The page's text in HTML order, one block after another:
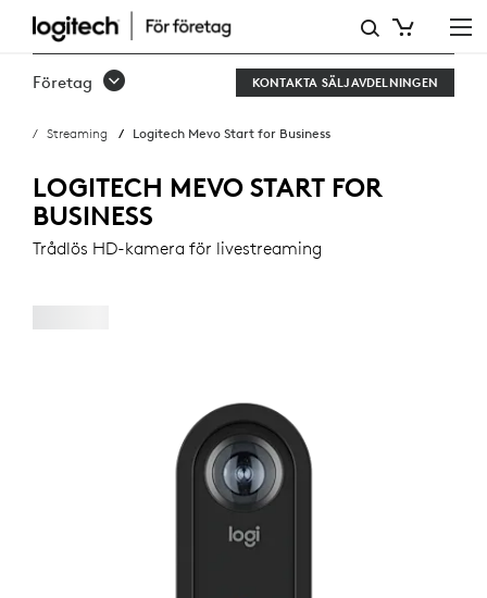
MEVO
START
FÖRETAG
TRÅDLÖS
KAMERA
FÖR
STREAMING
Företag KONTAKTA SÄLJAVDELNINGEN
Streaming Logitech Mevo Start for Business
LOGITECH MEVO START FOR
BUSINESS
Trådlös HD-kamera för livestreaming